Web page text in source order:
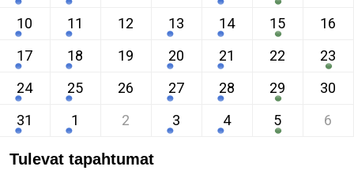
10
11 12 13 14 15
16
17
18 19 20 21 22
23
24
25 26 27 28 29
30
31
1 2 3 4 5 6
Tulevat tapahtumat